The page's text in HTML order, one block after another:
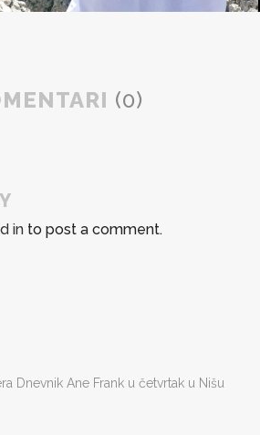
(0)
in to post a comment.
Dnevnik Ane Frank u četvrtak u Nišu